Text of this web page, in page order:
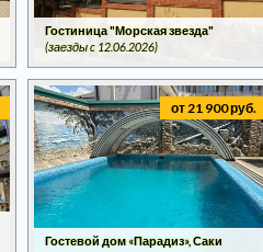
Гостиница "Морская звезда"
(заезды c 12.06.2026)
от 21 900 руб.
Гостевой дом «Парадиз», Саки